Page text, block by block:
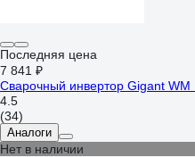
Последняя цена
7 841 ₽
Сварочный инвертор Gigant WM
4.5
(34)
Аналоги
Нет в наличии